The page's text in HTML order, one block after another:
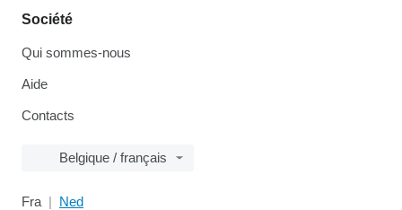
Société
Qui sommes-nous
Aide
Contacts
Belgique / français
Fra Ned